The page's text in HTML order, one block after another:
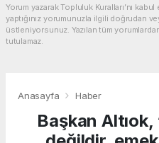
Yorum yazarak Topluluk Kuralları’nı
yaptığınız yorumunuzla ilgili doğrudan
üstleniyorsunuz. Yazılan tüm
tutulamaz.
Anasayfa Haber
Başkan Altıok,